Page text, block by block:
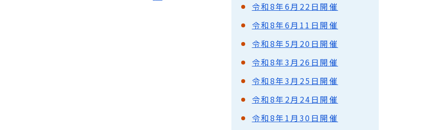
令和8年6月22日開催
令和8年6月11日開催
令和8年5月20日開催
令和8年3月26日開催
令和8年3月25日開催
令和8年2月24日開催
令和8年1月30日開催